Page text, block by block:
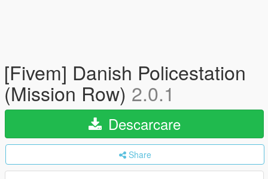
[Fivem] Danish Policestation
(Mission Row) 2.0.1
Descarcare
Share